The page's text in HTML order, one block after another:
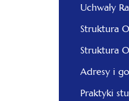
Uchwały
Struktura
Struktura
Adresy i
Praktyki